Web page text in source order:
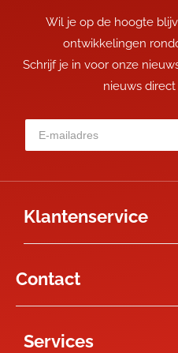
Wil je op de hoogte
ontwikkelingen
Schrijf je in voor onze
nieuws
Klantenservice
Contact
Services